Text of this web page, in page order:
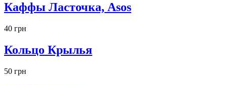
Каффы Ласточка, Asos
40 грн
Кольцо Крылья
50 грн